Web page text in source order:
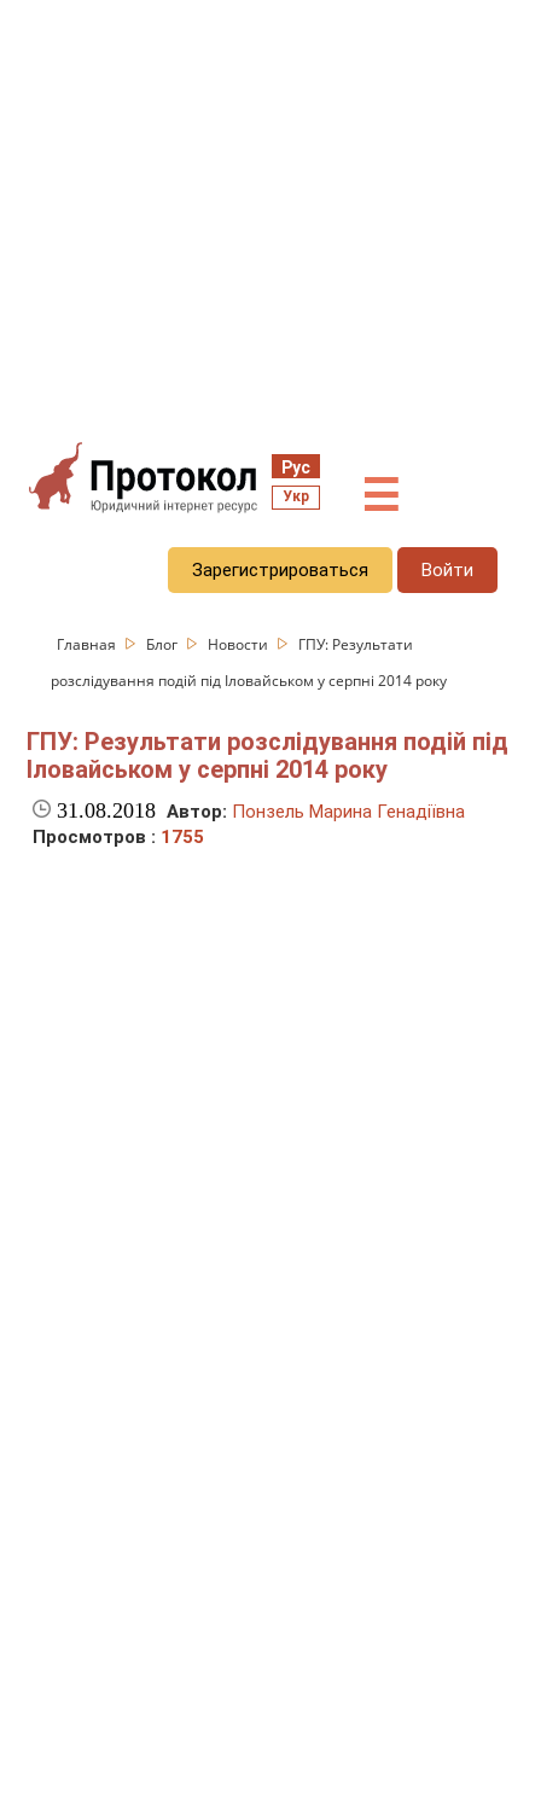
Рус
Укр ☰
Зарегистрироваться Войти
Главная Блог Новости
ГПУ: Результати
розслідування подій під Іловайськом у серпні 2014 року
ГПУ: Результати розслідування подій під
Іловайськом у серпні 2014 року
31.08.2018 Автор: Понзель Марина Генадіївна
Просмотров : 1755